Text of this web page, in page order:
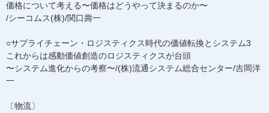
価格について考える〜価格はどうやって決まるのか〜
/シーコムス(株)/関口壽一
○サプライチェーン・ロジスティクス時代の価値転換とシステム3
これからは感動価値創造のロジスティクスが台頭
〜システム進化からの考察〜/(株)流通システム総合センター/吉岡洋
一
〔物流〕